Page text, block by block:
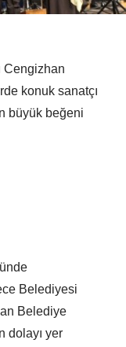
Cengizhan
konuk sanatçı
büyük beğeni
Belediyesi
Belediye
dolayı yer